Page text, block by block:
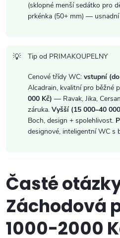
(sklopné menší sedátko pro
prkénka (50+ mm) —
Tip od PRIMAKOUPELNY
Cenové třídy WC: vstupní
Alcadrain, kvalitní pro běžné
000 Kč) — Ravak, Jika,
záruka. Vyšší (15 000–40
Boch, design + spolehlivost.
designové, inteligentní WC s
Časté
Záchodová
1000-2000